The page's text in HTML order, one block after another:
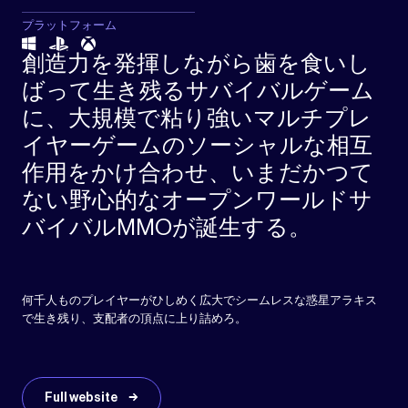
プラットフォーム
創造力を発揮しながら歯を食いし
ばって生き残るサバイバルゲーム
に、大規模で粘り強いマルチプレ
イヤーゲームのソーシャルな相互
作用をかけ合わせ、いまだかつて
ない野心的なオープンワールドサ
バイバルMMOが誕生する。
何千人ものプレイヤーがひしめく広大でシームレスな惑星アラキス
で生き残り、支配者の頂点に上り詰めろ。
Full website